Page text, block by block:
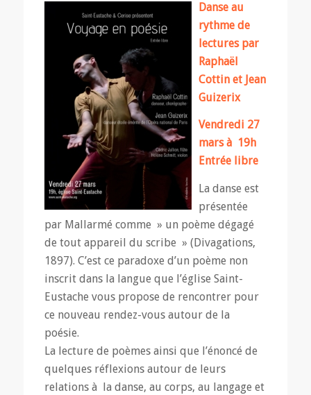
Danse au
rythme de
lectures par
Raphaël
Cottin et Jean
Guizerix
Vendredi 27
mars à 19h
Entrée libre
La danse est
présentée
par Mallarmé comme » un poème dégagé
de tout appareil du scribe » (Divagations,
1897). C’est ce paradoxe d’un poème non
inscrit dans la langue que l’église Saint-
Eustache vous propose de rencontrer pour
ce nouveau rendez-vous autour de la
poésie.
La lecture de poèmes ainsi que l’énoncé de
quelques réflexions autour de leurs
relations à la danse, au corps, au langage et